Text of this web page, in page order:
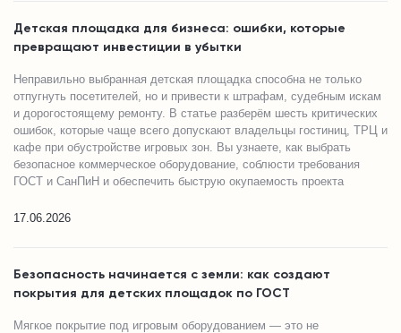
Детская площадка для бизнеса: ошибки, которые
превращают инвестиции в убытки
Неправильно выбранная детская площадка способна не только
отпугнуть посетителей, но и привести к штрафам, судебным искам
и дорогостоящему ремонту. В статье разберём шесть критических
ошибок, которые чаще всего допускают владельцы гостиниц, ТРЦ и
кафе при обустройстве игровых зон. Вы узнаете, как выбрать
безопасное коммерческое оборудование, соблюсти требования
ГОСТ и СанПиН и обеспечить быструю окупаемость проекта
17.06.2026
Безопасность начинается с земли: как создают
покрытия для детских площадок по ГОСТ
Мягкое покрытие под игровым оборудованием — это не